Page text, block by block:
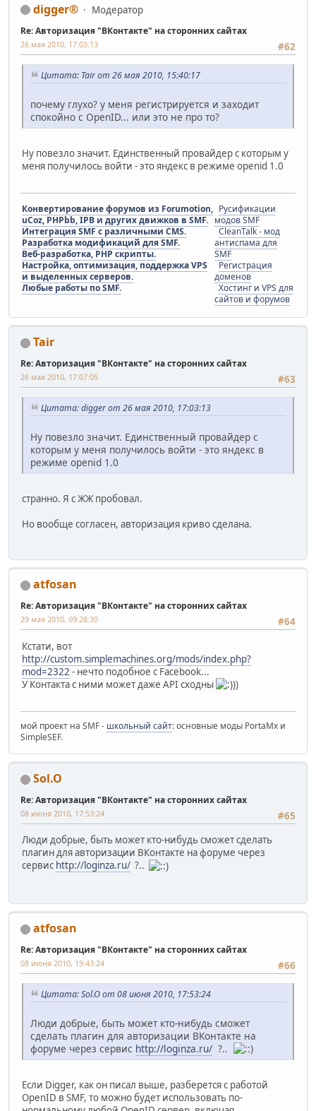
digger® Модератор
Re: Авторизация "ВКонтакте" на сторонних сайтах
#62
26 мая 2010, 17:03:13
Цитата: Tair от 26 мая 2010, 15:40:17
почему глухо? у меня регистрируется и заходит
спокойно с OpenID... или это не про то?
Ну повезло значит. Единственный провайдер с которым у
меня получилось войти - это яндекс в режиме openid 1.0
Конвертирование форумов из Forumotion,
uCoz, PHPbb, IPB и других движков в SMF.
Интеграция SMF с различными CMS.
Разработка модификаций для SMF.
Веб-разработка, PHP скрипты.
Настройка, оптимизация, поддержка VPS
и выделенных серверов.
Любые работы по SMF.
Русификации
модов SMF
CleanTalk - мод
антиспама для
SMF
Регистрация
доменов
Хостинг и VPS для
сайтов и форумов
Tair
Re: Авторизация "ВКонтакте" на сторонних сайтах
#63
26 мая 2010, 17:07:05
Цитата: digger от 26 мая 2010, 17:03:13
Ну повезло значит. Единственный провайдер с
которым у меня получилось войти - это яндекс в
режиме openid 1.0
странно. Я с ЖЖ пробовал.
Но вообще согласен, авторизация криво сделана.
atfosan
Re: Авторизация "ВКонтакте" на сторонних сайтах
#64
29 мая 2010, 09:28:30
Кстати, вот
http://custom.simplemachines.org/mods/index.php?
mod=2322 - нечто подобное с Facebook...
У Контакта с ними может даже API сходны
))
мой проект на SMF - школьный сайт: основные моды PortaMx и
SimpleSEF.
Sol.O
Re: Авторизация "ВКонтакте" на сторонних сайтах
#65
08 июня 2010, 17:53:24
Люди добрые, быть может кто-нибудь сможет сделать
плагин для авторизации ВКонтакте на форуме через
сервис http://loginza.ru/ ?..
atfosan
Re: Авторизация "ВКонтакте" на сторонних сайтах
#66
08 июня 2010, 19:43:24
Цитата: Sol.O от 08 июня 2010, 17:53:24
Люди добрые, быть может кто-нибудь сможет
сделать плагин для авторизации ВКонтакте на
форуме через сервис http://loginza.ru/ ?..
Если Digger, как он писал выше, разберется с работой
OpenID в SMF, то можно будет использовать по-